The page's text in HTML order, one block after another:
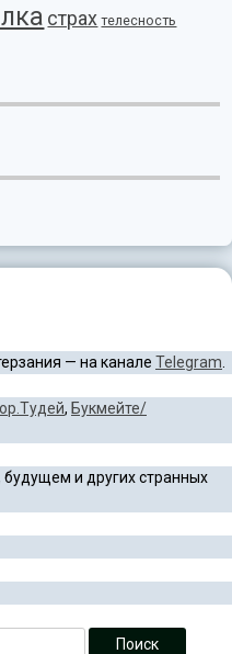
страх телесность
— на канале Telegram
, Букмейте/
и других странных